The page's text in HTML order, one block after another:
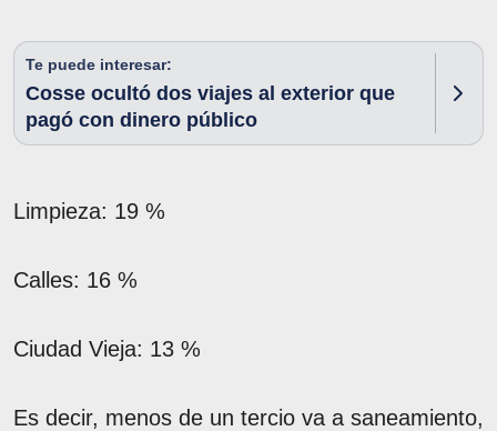
Te puede interesar:
Cosse ocultó dos viajes al exterior que
pagó con dinero público
Limpieza: 19 %
Calles: 16 %
Ciudad Vieja: 13 %
Es decir, menos de un tercio va a saneamiento,